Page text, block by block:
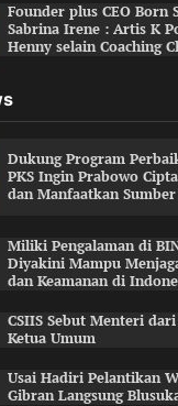
Founder plus CEO Born
Sabrina Irene : Artis K
Henny selain Coaching
Dukung Program
PKS Ingin Prabowo
dan Manfaatkan
Miliki Pengalaman di
Diyakini Mampu
dan Keamanan di
CSIIS Sebut Menteri
Ketua Umum
Usai Hadiri Pelantikan
Gibran Langsung